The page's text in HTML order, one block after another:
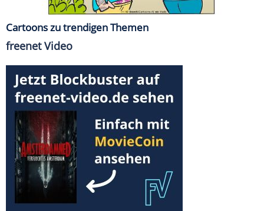
Cartoons zu trendigen Themen
freenet Video